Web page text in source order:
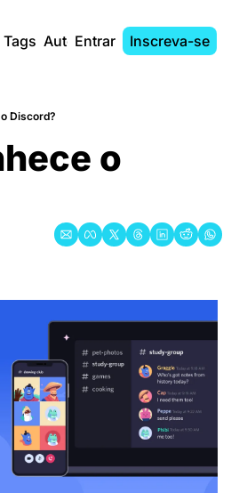
Tags AutoresEntrar Inscreva-se
Discord?
o